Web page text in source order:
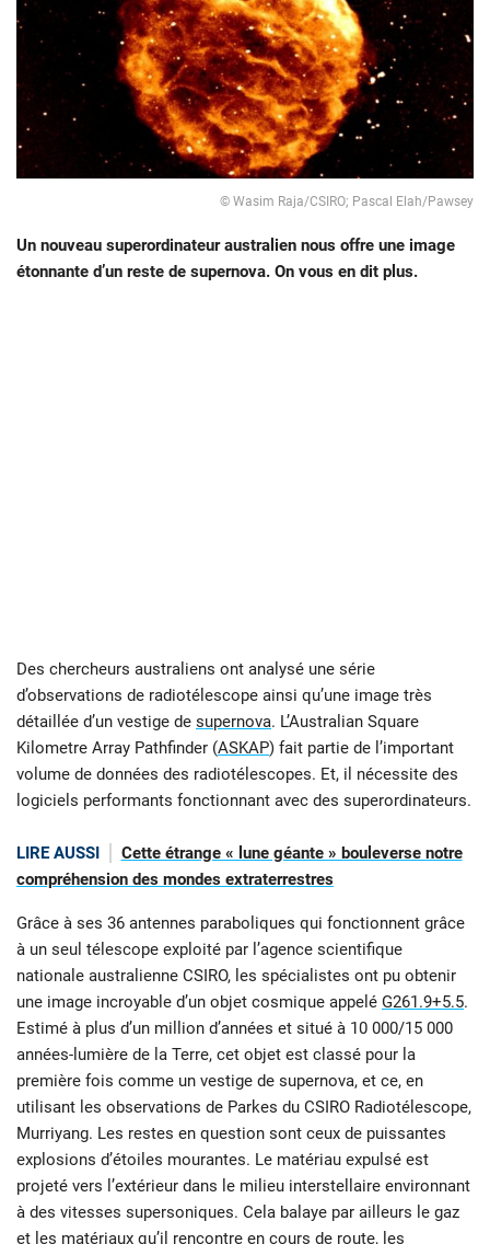
© Wasim Raja/CSIRO; Pascal Elah/Pawsey
Un nouveau superordinateur australien nous offre une image
étonnante d’un reste de supernova. On vous en dit plus.
Des chercheurs australiens ont analysé une série
d’observations de radiotélescope ainsi qu’une image très
détaillée d’un vestige de supernova. L’Australian Square
Kilometre Array Pathfinder (ASKAP) fait partie de l’important
volume de données des radiotélescopes. Et, il nécessite des
logiciels performants fonctionnant avec des superordinateurs.
LIRE AUSSI
Cette étrange « lune géante » bouleverse notre
compréhension des mondes extraterrestres
Grâce à ses 36 antennes paraboliques qui fonctionnent grâce
à un seul télescope exploité par l’agence scientifique
nationale australienne CSIRO, les spécialistes ont pu obtenir
une image incroyable d’un objet cosmique appelé G261.9+5.5.
Estimé à plus d’un million d’années et situé à 10 000/15 000
années-lumière de la Terre, cet objet est classé pour la
première fois comme un vestige de supernova, et ce, en
utilisant les observations de Parkes du CSIRO Radiotélescope,
Murriyang. Les restes en question sont ceux de puissantes
explosions d’étoiles mourantes. Le matériau expulsé est
projeté vers l’extérieur dans le milieu interstellaire environnant
à des vitesses supersoniques. Cela balaye par ailleurs le gaz
et les matériaux qu’il rencontre en cours de route, les